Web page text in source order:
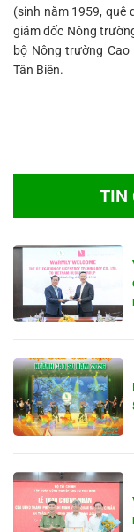
(sinh năm 1959, quê
giám đốc Nông
bộ Nông trường
Tân Biên.
TIN